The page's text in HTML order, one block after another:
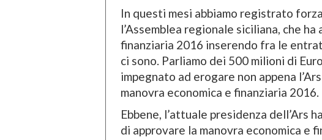
In questi mesi abbiamo registrato
l’Assemblea regionale siciliana, che
finanziaria 2016 inserendo fra le
ci sono. Parliamo dei 500 milioni di
impegnato ad erogare non appena
manovra economica e finanziaria 2016.
Ebbene, l’attuale presidenza dell’Ars
di approvare la manovra economica e